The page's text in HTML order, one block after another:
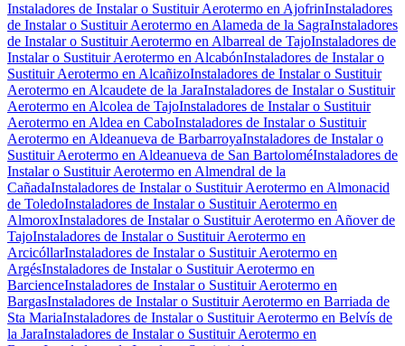
Instaladores de Instalar o Sustituir Aerotermo en AjofrinInstaladores
de Instalar o Sustituir Aerotermo en Alameda de la SagraInstaladores
de Instalar o Sustituir Aerotermo en Albarreal de TajoInstaladores de
Instalar o Sustituir Aerotermo en AlcabónInstaladores de Instalar o
Sustituir Aerotermo en AlcañizoInstaladores de Instalar o Sustituir
Aerotermo en Alcaudete de la JaraInstaladores de Instalar o Sustituir
Aerotermo en Alcolea de TajoInstaladores de Instalar o Sustituir
Aerotermo en Aldea en CaboInstaladores de Instalar o Sustituir
Aerotermo en Aldeanueva de BarbarroyaInstaladores de Instalar o
Sustituir Aerotermo en Aldeanueva de San BartoloméInstaladores de
Instalar o Sustituir Aerotermo en Almendral de la
CañadaInstaladores de Instalar o Sustituir Aerotermo en Almonacid
de ToledoInstaladores de Instalar o Sustituir Aerotermo en
AlmoroxInstaladores de Instalar o Sustituir Aerotermo en Añover de
TajoInstaladores de Instalar o Sustituir Aerotermo en
ArcicóllarInstaladores de Instalar o Sustituir Aerotermo en
ArgésInstaladores de Instalar o Sustituir Aerotermo en
BarcienceInstaladores de Instalar o Sustituir Aerotermo en
BargasInstaladores de Instalar o Sustituir Aerotermo en Barriada de
Sta MariaInstaladores de Instalar o Sustituir Aerotermo en Belvís de
la JaraInstaladores de Instalar o Sustituir Aerotermo en